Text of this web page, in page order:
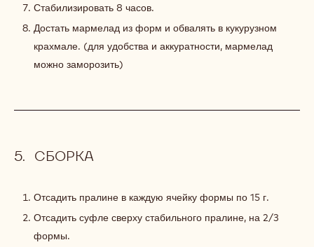
Стабилизировать 8 часов.
Достать мармелад из форм и обвалять в кукурузном
крахмале. (для удобства и аккуратности, мармелад
можно заморозить)
СБОРКА
Отсадить пралине в каждую ячейку формы по 15 г.
Отсадить суфле сверху стабильного пралине, на 2/3
формы.